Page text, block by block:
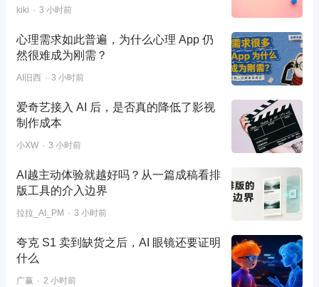
kiki 3 小时前
心理需求如此普遍，为什么心理 App 仍
然很难成为刚需？
AI旧西 3 小时前
爱奇艺接入 AI 后，是否真的降低了影视
制作成本
小XW 3 小时前
AI越主动体验就越好吗？从一篇成稿看排
版工具的介入边界
拉拉_AI_PM 3 小时前
夸克 S1 卖到缺货之后，AI 眼镜还要证明
什么
广赢 2 小时前